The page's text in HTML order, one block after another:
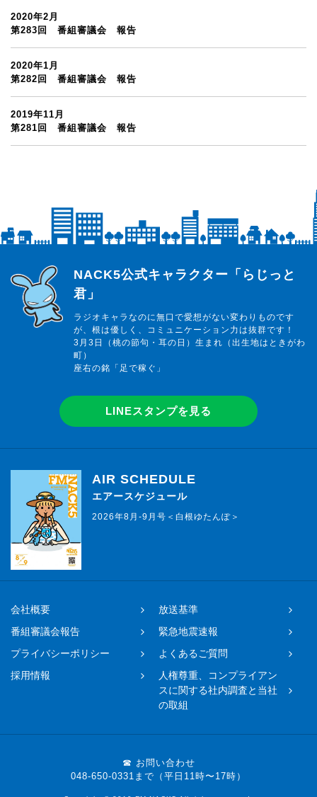
2020年2月
第283回 番組審議会 報告
2020年1月
第282回 番組審議会 報告
2019年11月
第281回 番組審議会 報告
らじっと君
NACK5公式キャラクター「らじっと
君」
ラジオキャラなのに無口で愛想がない変わりものです
が、根は優しく、コミュニケーション力は抜群です！
3月3日（桃の節句・耳の日）生まれ（出生地はときがわ
町）
座右の銘「足で稼ぐ」
LINEスタンプを見る
AIR SCHEDULE
エアースケジュール
2026年8月-9月号＜白根ゆたんぽ＞
会社概要
放送基準
番組審議会報告
緊急地震速報
プライバシーポリシー
よくあるご質問
採用情報
人権尊重、コンプライアン
スに関する社内調査と当社
の取組
☎ お問い合わせ
048-650-0331まで（平日11時〜17時）